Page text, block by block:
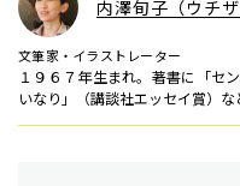
内澤旬子（ウチザ
文筆家・イラストレーター
１９６７年生まれ。著書に「セ
いなり」（講談社エッセイ賞）な